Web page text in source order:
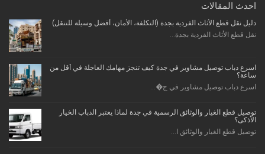
احدث المقالات
دليل نقل قطع الأثاث الفردية بجدة (التكلفة، الأمان، أفضل وسيلة للتنقل)
نقل قطع الأثاث الفردية بجدة...
اسرع دباب توصيل مشاوير في جدة كيف تنجز مهامك العاجلة في أقل من
ساعة؟
اسرع دباب توصيل مشاوير في ج�...
توصيل قطع الغيار والوثائق الرسمية في جدة لماذا يعتبر الدباب الخيار
الأذكى؟
توصيل قطع الغيار والوثائق ا...